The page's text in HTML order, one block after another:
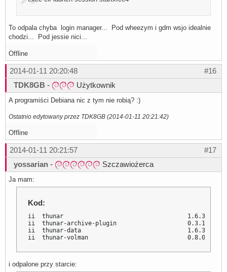
To odpala chyba login manager... Pod wheezym i gdm wsjo idealnie
chodzi... Pod jessie nici...
Offline
#16
2014-01-11 20:20:48
TDK8GB - Użytkownik
A programiści Debiana nic z tym nie robią? :)
Ostatnio edytowany przez TDK8GB (2014-01-11 20:21:42)
Offline
#17
2014-01-11 20:21:57
yossarian - Szczawiożerca
Ja mam:
Kod:
ii  thunar                                   1.6.3-1
ii  thunar-archive-plugin                    0.3.1-2
ii  thunar-data                              1.6.3-1
ii  thunar-volman                            0.8.0-2
i odpalone przy starcie: